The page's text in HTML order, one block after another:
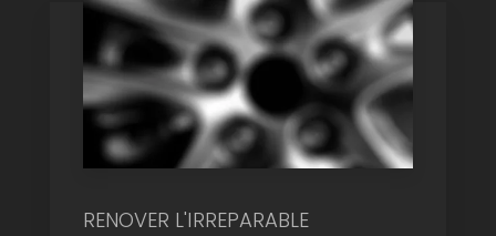
RENOVER L'IRREPARABLE